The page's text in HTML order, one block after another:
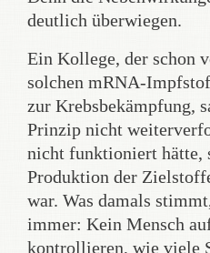
deutlich überwiegen.
Ein Kollege, der schon
solchen mRNA-
zur Krebsbekämpfung,
Prinzip nicht
nicht funktioniert hätte,
Produktion der
war. Was damals
immer: Kein Mensch
kontrollieren, wie viele